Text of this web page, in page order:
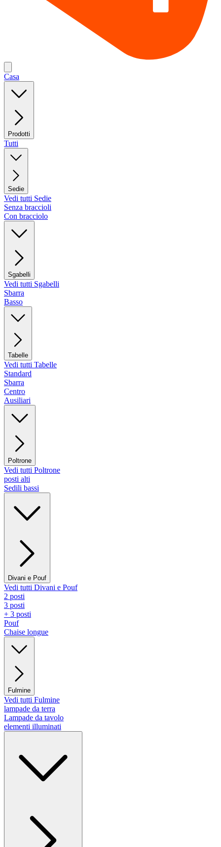
Casa
Prodotti
Tutti
Sedie
Vedi tutti Sedie
Senza braccioli
Con bracciolo
Sgabelli
Vedi tutti Sgabelli
Sbarra
Basso
Tabelle
Vedi tutti Tabelle
Standard
Sbarra
Centro
Ausiliari
Poltrone
Vedi tutti Poltrone
posti alti
Sedili bassi
Divani e Pouf
Vedi tutti Divani e Pouf
2 posti
3 posti
+ 3 posti
Pouf
Chaise longue
Fulmine
Vedi tutti Fulmine
lampade da terra
Lampade da tavolo
elementi illuminati